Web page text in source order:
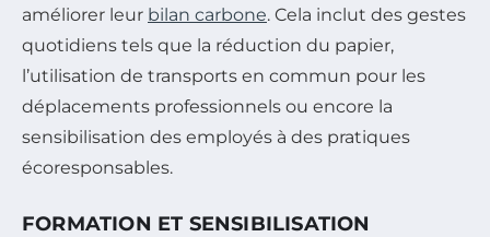
améliorer leur bilan carbone. Cela inclut des gestes
quotidiens tels que la réduction du papier,
l’utilisation de transports en commun pour les
déplacements professionnels ou encore la
sensibilisation des employés à des pratiques
écoresponsables.
FORMATION ET SENSIBILISATION